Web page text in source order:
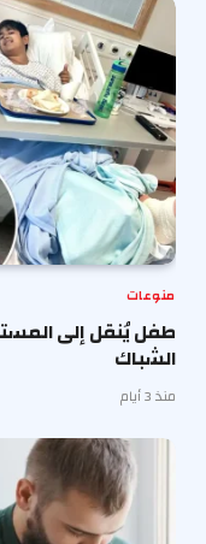
منوعات
طفل يُنقل إلى
الشباك
منذ 3 أيام